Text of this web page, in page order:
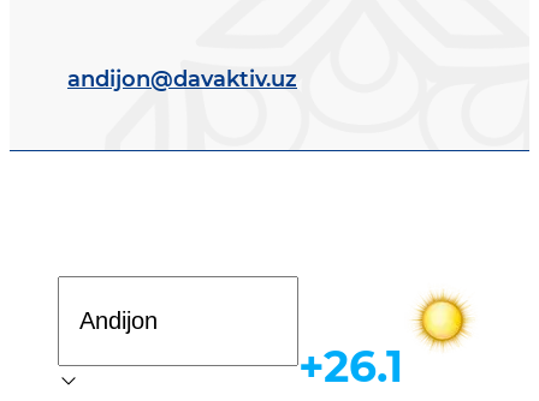
andijon@davaktiv.uz
Ob-havo
+26.1